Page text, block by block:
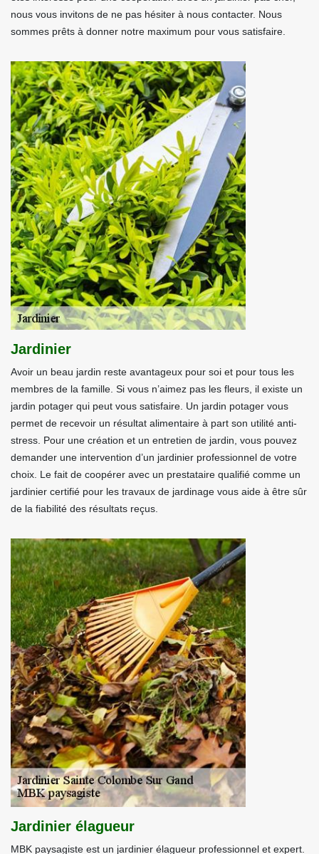
nous vous invitons de ne pas hésiter à nous contacter. Nous
sommes prêts à donner notre maximum pour vous satisfaire.
Jardinier
Avoir un beau jardin reste avantageux pour soi et pour tous les
membres de la famille. Si vous n’aimez pas les fleurs, il existe un
jardin potager qui peut vous satisfaire. Un jardin potager vous
permet de recevoir un résultat alimentaire à part son utilité anti-
stress. Pour une création et un entretien de jardin, vous pouvez
demander une intervention d’un jardinier professionnel de votre
choix. Le fait de coopérer avec un prestataire qualifié comme un
jardinier certifié pour les travaux de jardinage vous aide à être sûr
de la fiabilité des résultats reçus.
Jardinier élagueur
MBK paysagiste est un jardinier élagueur professionnel et expert.